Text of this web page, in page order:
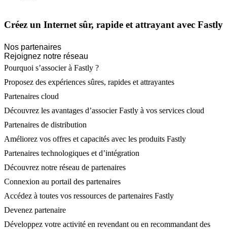
Créez un Internet sûr, rapide et attrayant avec Fastly
Nos partenaires
Rejoignez notre réseau
Pourquoi s’associer à Fastly ?
Proposez des expériences sûres, rapides et attrayantes
Partenaires cloud
Découvrez les avantages d’associer Fastly à vos services cloud
Partenaires de distribution
Améliorez vos offres et capacités avec les produits Fastly
Partenaires technologiques et d’intégration
Découvrez notre réseau de partenaires
Connexion au portail des partenaires
Accédez à toutes vos ressources de partenaires Fastly
Devenez partenaire
Développez votre activité en revendant ou en recommandant des